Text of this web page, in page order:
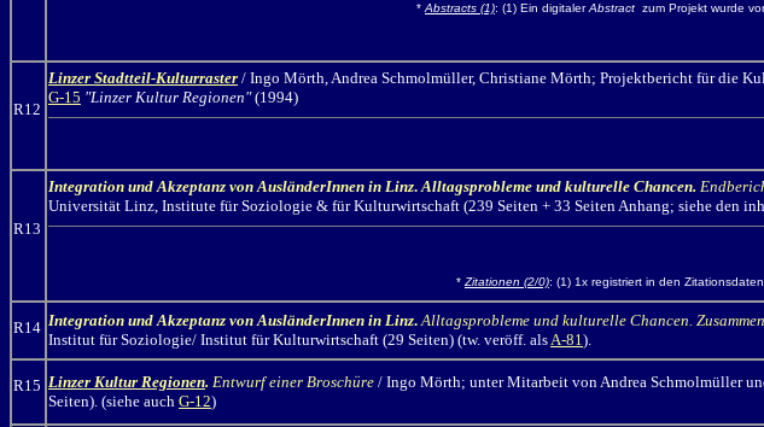
* Abstracts (1): (1) Ein digitalerAbstract zum Projekt wurde
R12
Linzer Stadtteil-Kulturraster / Ingo Mörth,Andrea Schmolmüller, Christiane Mörth; Projektbericht für die
G-15 "Linzer Kultur Regionen"(1994)
R13
Integration und Akzeptanz von AusländerInnen in Linz. Alltagsprobleme und kulturelle Chancen.
Universität Linz, Institute für Soziologie & für Kulturwirtschaft (239 Seiten + 33 Seiten Anhang; siehe den
* Zitationen (2/0): (1) 1x registriert in den
R14 Integration und Akzeptanz von AusländerInnen in Linz. Alltagsprobleme und kulturelle Chancen.
Institut für Soziologie/ Institut für Kulturwirtschaft (29 Seiten) (tw. veröff. alsA-81).
R15 Linzer Kultur Regionen. Entwurf einer Broschüre / Ingo Mörth; unter Mitarbeit von Andrea Schmolmüller
Seiten). (siehe auch G-12)